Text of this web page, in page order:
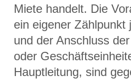
Miete handelt. Die
ein eigener Zählpunkt
und der Anschluss
oder
Hauptleitung, sind